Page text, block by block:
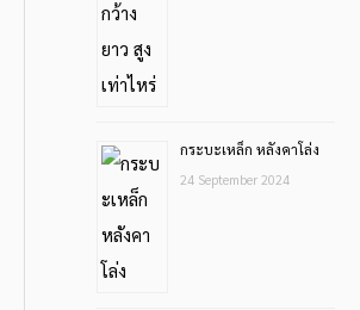
กระบะเหล็ก หลังคาโล่ง
24 September 2024